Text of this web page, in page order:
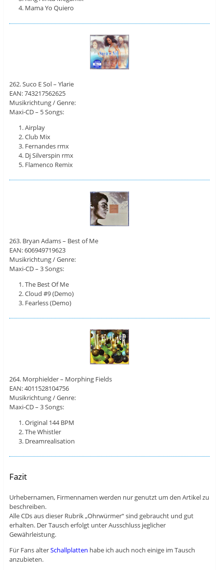
Mama Yo Quiero
262. Suco E Sol – Ylarie
EAN: 743217562625
Musikrichtung / Genre:
Maxi-CD – 5 Songs:
Airplay
Club Mix
Fernandes rmx
Dj Silverspin rmx
Flamenco Remix
263. Bryan Adams – Best of Me
EAN: 606949719623
Musikrichtung / Genre:
Maxi-CD – 3 Songs:
The Best Of Me
Cloud #9 (Demo)
Fearless (Demo)
264. Morphielder – Morphing Fields
EAN: 4011528104756
Musikrichtung / Genre:
Maxi-CD – 3 Songs:
Original 144 BPM
The Whistler
Dreamrealisation
Fazit
Urhebernamen, Firmennamen werden nur genutzt um den Artikel zu
beschreiben.
Alle CDs aus dieser Rubrik „Ohrwürmer“ sind gebraucht und gut
erhalten. Der Tausch erfolgt unter Ausschluss jeglicher
Gewährleistung.
Für Fans alterSchallplatten habe ich auch noch einige im Tausch
anzubieten.